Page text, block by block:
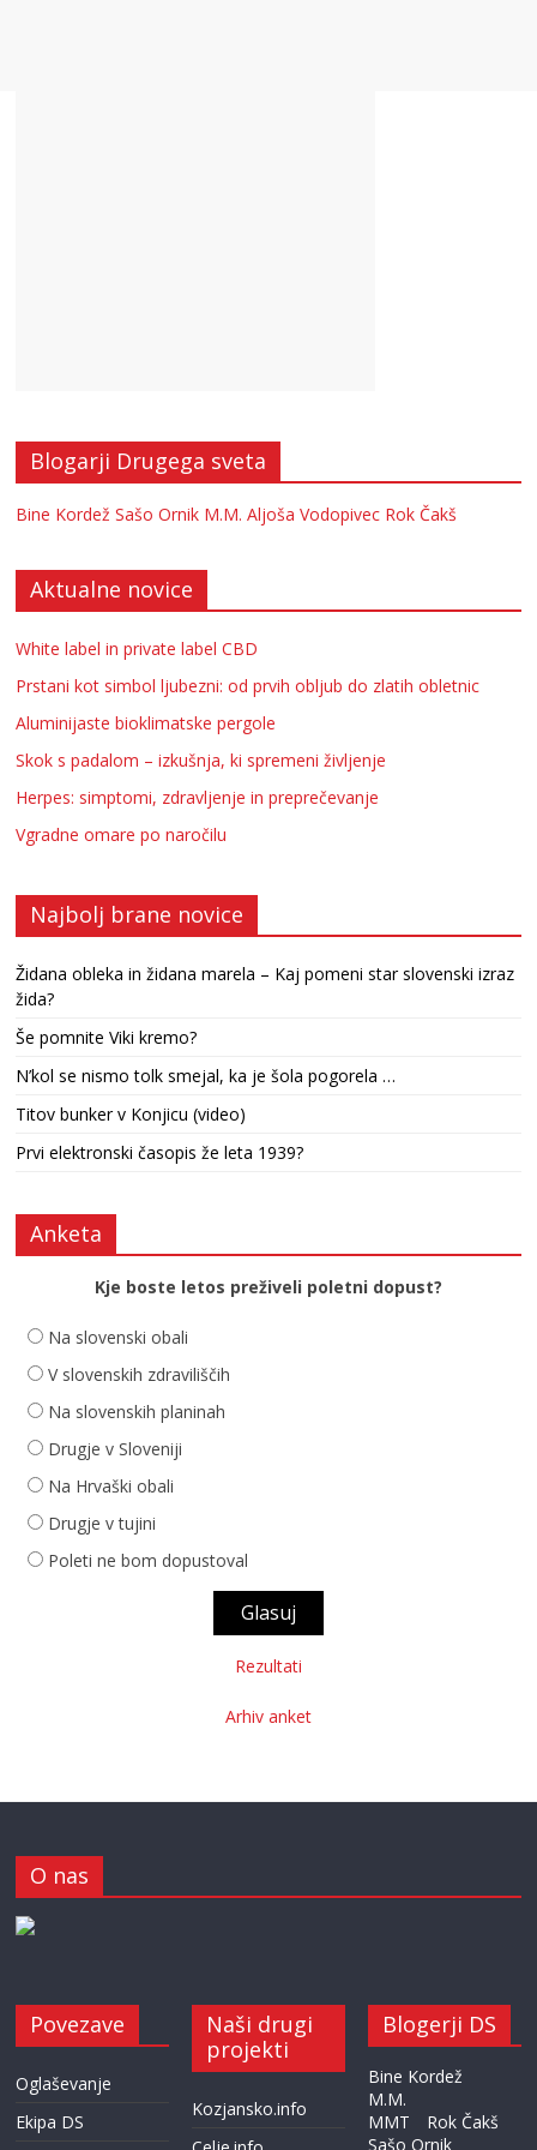
Blogarji Drugega sveta
Bine Kordež Sašo Ornik M.M. Aljoša Vodopivec Rok Čakš
Aktualne novice
White label in private label CBD
Prstani kot simbol ljubezni: od prvih obljub do zlatih obletnic
Aluminijaste bioklimatske pergole
Skok s padalom – izkušnja, ki spremeni življenje
Herpes: simptomi, zdravljenje in preprečevanje
Vgradne omare po naročilu
Najbolj brane novice
Židana obleka in židana marela – Kaj pomeni star slovenski izraz
žida?
Še pomnite Viki kremo?
N’kol se nismo tolk smejal, ka je šola pogorela …
Titov bunker v Konjicu (video)
Prvi elektronski časopis že leta 1939?
Anketa
Kje boste letos preživeli poletni dopust?
Na slovenski obali
V slovenskih zdraviliščih
Na slovenskih planinah
Drugje v Sloveniji
Na Hrvaški obali
Drugje v tujini
Poleti ne bom dopustoval
Rezultati
Arhiv anket
O nas
Povezave
Oglaševanje
Ekipa DS
Naši drugi
projekti
Kozjansko.info
Blogerji DS
Bine Kordež
M.M.
MMT
Rok Čakš
Sašo Ornik